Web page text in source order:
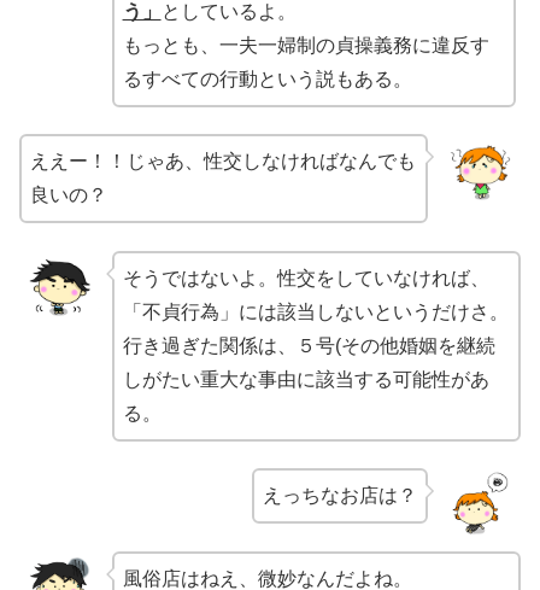
う」
としているよ。
もっとも、一夫一婦制の貞操義務に違反す
るすべての行動という説もある。
ええー！！じゃあ、性交しなければなんでも
良いの？
そうではないよ。性交をしていなければ、
「不貞行為」には該当しないというだけさ。
行き過ぎた関係は、５号(その他婚姻を継続
しがたい重大な事由に該当する可能性があ
る。
えっちなお店は？
風俗店はねえ、微妙なんだよね。